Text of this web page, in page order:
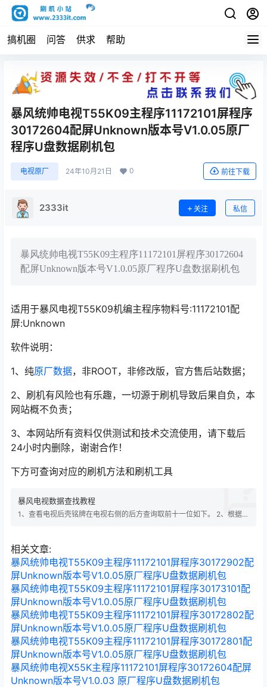
搞机圈 问答 供求 帮助
暴风统帅电视T55K09主程序11172101屏程序
30172604配屏Unknown版本号V1.0.05原厂
程序U盘数据刷机包
电视原厂 24年10月21日 0 前往下载
2333it 关注 私信
暴风统帅电视T55K09主程序11172101屏程序30172604
配屏Unknown版本号V1.0.05原厂程序U盘数据刷机包
适用于暴风电视T55K09机编主程序物料号:11172101配
屏:Unknown
软件说明：
1、纯原厂数据，非ROOT，非修改版，官方售后站数据；
2、刷机有风险也有乐趣，一切源于刷机导致后果自负，本
网站概不负责；
3、本网站所有资料仅供测试和技术交流使用，请下载后
24小时内删除，谢谢合作！
下方可查询对应的刷机方法和刷机工具
暴风电视数据查找教程
1、查看电视后壳铭牌在电视右侧的后方查询取前十一位如下。 2、根据查
进行刷机即可 刷机教程汇总：
相关文章:
暴风统帅电视T55K09主程序11172101屏程序30172902配
屏Unknown版本号V1.0.05原厂程序U盘数据刷机包
暴风统帅电视T55K09主程序11172101屏程序30173101配
屏Unknown版本号V1.0.05原厂程序U盘数据刷机包
暴风统帅电视T55K09主程序11172101屏程序30172802配
屏Unknown版本号V1.0.05原厂程序U盘数据刷机包
暴风统帅电视T55K09主程序11172101屏程序30172801配
屏Unknown版本号V1.0.05原厂程序U盘数据刷机包
暴风统帅电视X55K主程序11172101屏程序30172604配屏
Unknown版本号V1.0.03 原厂程序U盘数据刷机包